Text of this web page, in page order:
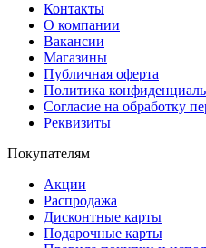
Контакты
О компании
Вакансии
Магазины
Публичная оферта
Политика
Согласие на обработку
Реквизиты
Покупателям
Акции
Распродажа
Дисконтные карты
Подарочные карты